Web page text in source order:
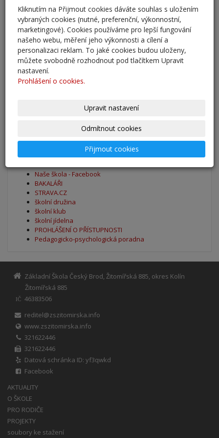
Adaptační kurzy
27. 8. 2025
Zahájení školního roku 2025/2026
27. 8. 2025
Výsledky - přestup do 6. očníku
Naše škola - Facebook
BAKALÁŘI
STRAVA.CZ
školní družina
školní klub
školní jídelna
PROHLÁŠENÍ O PŘÍSTUPNOSTI
Pedagogicko-psychologická poradna
Základní Škola Český Brod, Žitomířská 885, okres Kolín
Žitomířská 885
IČ
46383506
reditel@zszitomirska.info
www.zszitomirska.info
321622446
321622446
Datová schránka ID: yf3qwkd
Facebook
AKTUALITY
O ŠKOLE
PRO RODIČE
PROJEKTY
soubory ke stažení
Kliknutím na Přijmout cookies dáváte souhlas s uložením
vybraných cookies (nutné, preferenční, výkonnostní,
marketingové). Cookies používáme pro lepší fungování
našeho webu, měření jeho výkonnosti a cílení a
personalizaci reklam. To jaké cookies budou uloženy,
můžete svobodně rozhodnout pod tlačítkem Upravit
nastavení.
Prohlášení o cookies.
Upravit nastavení
Odmítnout cookies
Přijmout cookies